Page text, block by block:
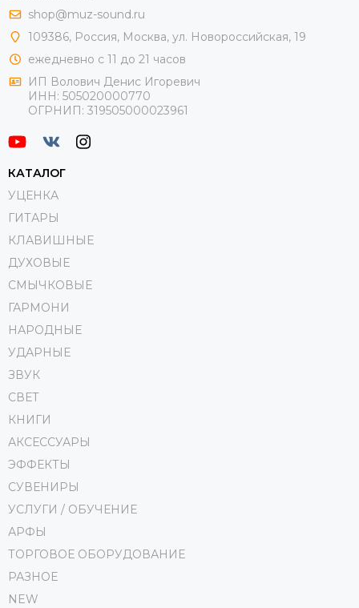
shop@muz-sound.ru
109386, Россия, Москва, ул. Новороссийская, 19
ежедневно с 11 до 21 часов
ИП Волович Денис Игоревич
ИНН: 505020000770
ОГРНИП: 319505000023961
КАТАЛОГ
УЦЕНКА
ГИТАРЫ
КЛАВИШНЫЕ
ДУХОВЫЕ
СМЫЧКОВЫЕ
ГАРМОНИ
НАРОДНЫЕ
УДАРНЫЕ
ЗВУК
СВЕТ
КНИГИ
АКСЕССУАРЫ
ЭФФЕКТЫ
СУВЕНИРЫ
УСЛУГИ / ОБУЧЕНИЕ
АРФЫ
ТОРГОВОЕ ОБОРУДОВАНИЕ
РАЗНОЕ
NEW